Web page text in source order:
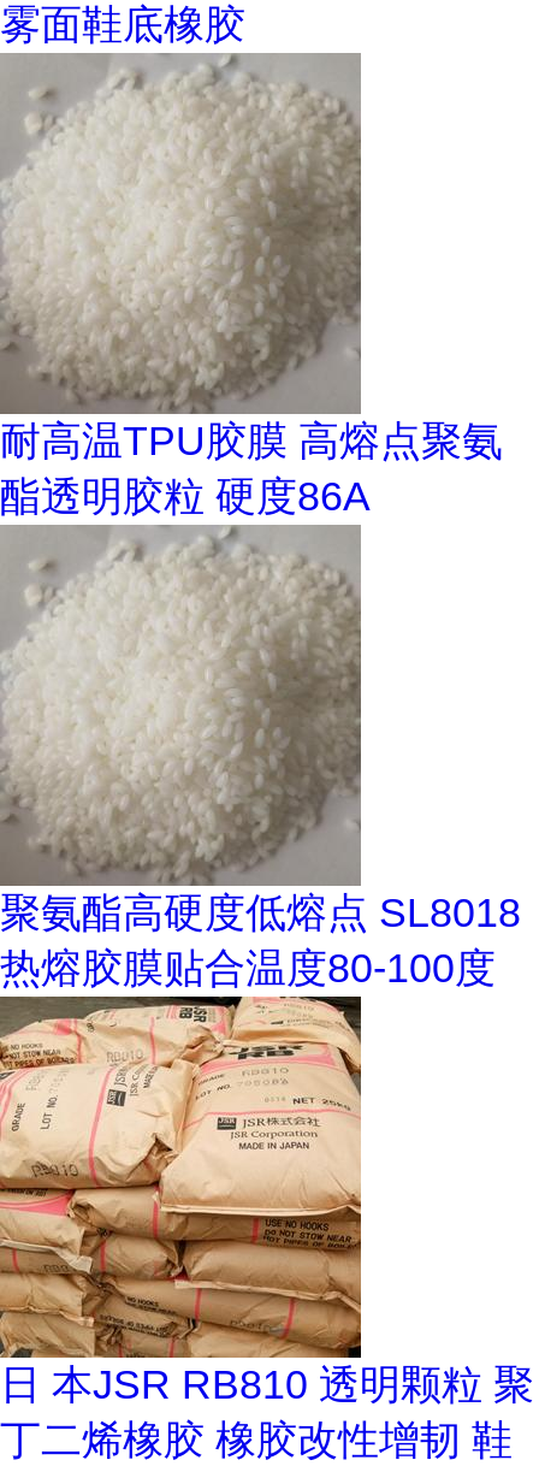
雾面鞋底橡胶
耐高温TPU胶膜 高熔点聚氨
酯透明胶粒 硬度86A
聚氨酯高硬度低熔点 SL8018
热熔胶膜贴合温度80-100度
日 本JSR RB810 透明颗粒 聚
丁二烯橡胶 橡胶改性增韧 鞋